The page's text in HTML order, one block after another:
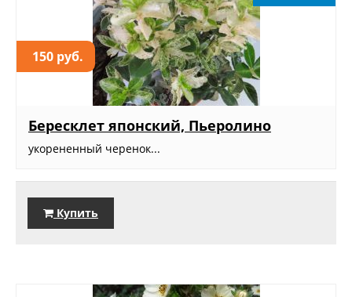
150 руб.
Бересклет японский, Пьеролино
укорененный черенок...
Купить